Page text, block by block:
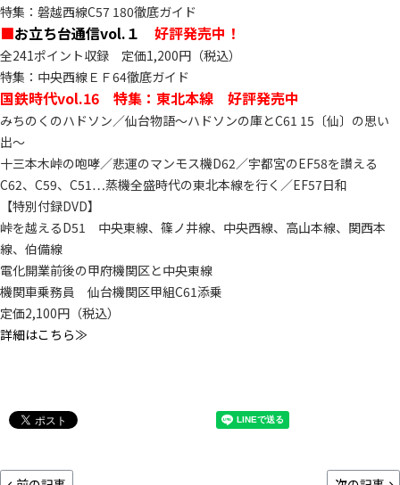
特集：磐越西線C57 180徹底ガイド
■お立ち台通信vol.１ 好評発売中！
全241ポイント収録 定価1,200円（税込）
特集：中央西線ＥＦ64徹底ガイド
国鉄時代vol.16 特集：東北本線 好評発売中
みちのくのハドソン／仙台物語～ハドソンの庫とC61 15〔仙〕の思い
出～
十三本木峠の咆哮／悲運のマンモス機D62／宇都宮のEF58を讃える
C62、C59、C51…蒸機全盛時代の東北本線を行く／EF57日和
【特別付録DVD】
峠を越えるD51 中央東線、篠ノ井線、中央西線、高山本線、関西本
線、伯備線
電化開業前後の甲府機関区と中央東線
機関車乗務員 仙台機関区甲組C61添乗
定価2,100円（税込）
詳細はこちら≫